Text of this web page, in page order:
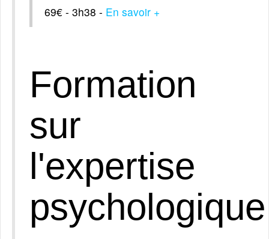
69€ - 3h38 - En savoir +
Formation
sur
l'expertise
psychologique